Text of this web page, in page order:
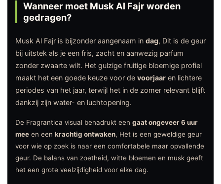
Wanneer moet Musk Al Fajr worden
gedragen?
Musk Al Fajr is bijzonder aangenaam in dag, Dit is de geur
bij uitstek als je een fris, zacht en aanwezig parfum
zonder zwaarte wilt. Het gulzige fruitige bloemige profiel
maakt het een goede keuze voor de voorjaar en lichtere
periodes van het jaar, terwijl het in de zomer relevant blijft
dankzij zijn water- en luchtopening.
De Fragrantica visual benadrukt een gaat ongeveer 6 uur
mee en een krachtig ontwaken, Het is een geweldige geur
voor wie op zoek is naar een comfortabele maar opvallende
geur. De balans van zoetheid, witte bloemen en musk geeft
het een grote veelzijdigheid voor elke dag.